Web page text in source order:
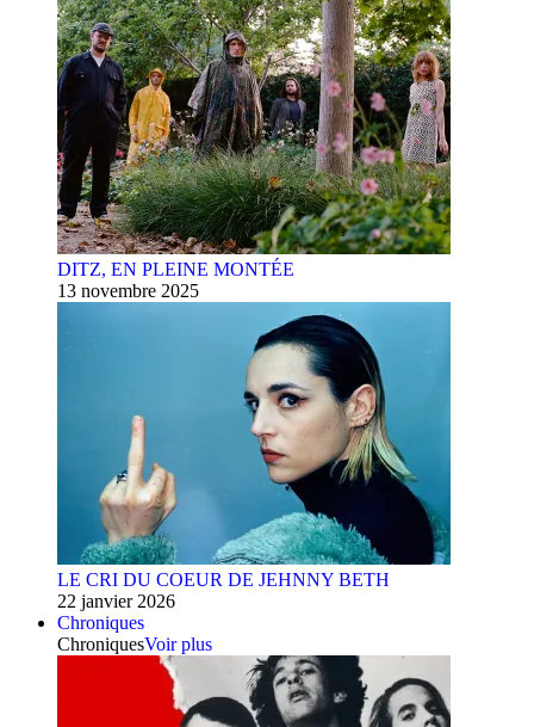
DITZ, EN PLEINE MONTÉE
13 novembre 2025
LE CRI DU COEUR DE JEHNNY BETH
22 janvier 2026
Chroniques
ChroniquesVoir plus